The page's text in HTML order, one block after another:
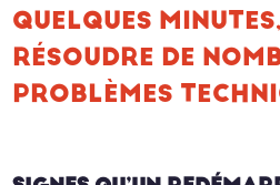
QUELQUES
RÉSOUDRE DE
PROBLÈMES